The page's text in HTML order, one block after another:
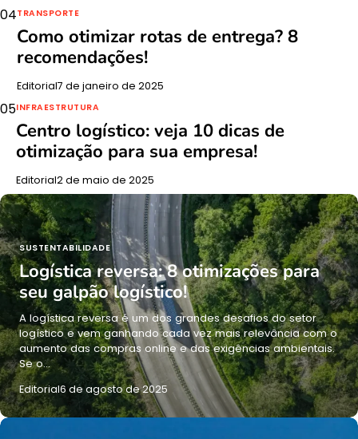
04TRANSPORTE
Como otimizar rotas de entrega? 8
recomendações!
Editorial7 de janeiro de 2025
05INFRAESTRUTURA
Centro logístico: veja 10 dicas de
otimização para sua empresa!
Editorial2 de maio de 2025
SUSTENTABILIDADE
Logística reversa: 8 otimizações para
seu galpão logístico!
A logística reversa é um dos grandes desafios do setor
logístico e vem ganhando cada vez mais relevância com o
aumento das compras online e das exigências ambientais.
Se o…
Editorial6 de agosto de 2025